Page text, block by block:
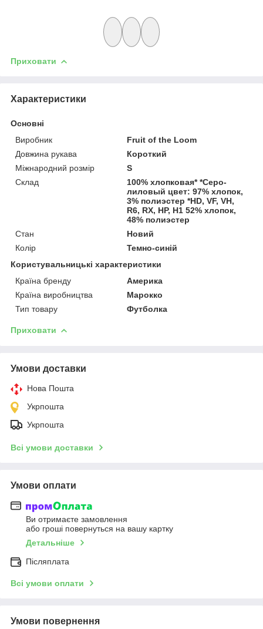
Приховати
Характеристики
Основні
Виробник
Fruit of the Loom
Довжина рукава
Короткий
Міжнародний розмір
S
Склад
100% хлопковая* *Серо-
лиловый цвет: 97% хлопок,
3% полиэстер *HD, VF, VH,
R6, RX, HP, H1 52% хлопок,
48% полиэстер
Стан
Новий
Колір
Темно-синій
Користувальницькі характеристики
Країна бренду
Америка
Країна виробництва
Марокко
Тип товару
Футболка
Приховати
Умови доставки
Нова Пошта
Укрпошта
Укрпошта
Всі умови доставки
Умови оплати
Ви отримаєте замовлення
або гроші повернуться на вашу картку
Детальніше
Післяплата
Всі умови оплати
Умови повернення